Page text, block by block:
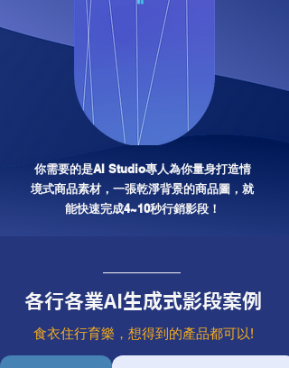
你需要的是AI Studio專人為你量身打造情
境式商品素材，一張乾淨背景的商品圖，就
能快速完成4~10秒行銷影段！
各行各業AI生成式影段案例
食衣住行育樂，想得到的產品都可以!